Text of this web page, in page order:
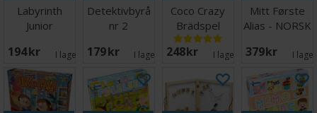
Labyrinth
Junior
194 SEK I lager:
Detektivbyrå
nr 2
Brettspill
179 SEK I lager: 3
Coco Crazy
Brädspel
248 SEK I lager: 7
Mitt Første
Alias - NORSK
379 SEK I